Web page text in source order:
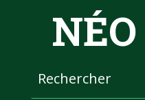
NÉO